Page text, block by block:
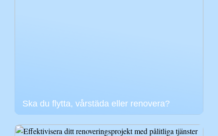
Ska du flytta, vårstäda eller renovera?